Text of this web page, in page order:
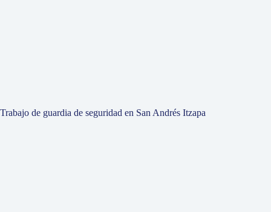
Trabajo de guardia de seguridad en San Andrés Itzapa